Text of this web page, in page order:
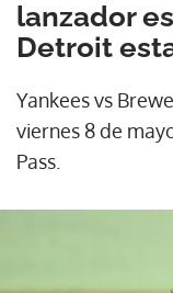
lanzador
Detroit
Yankees vs
viernes 8 de
Pass.